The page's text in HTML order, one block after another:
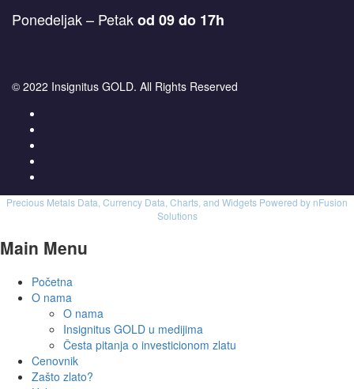
Ponedeljak – Petakod 09 do 17h
© 2022 Insignitus GOLD. All Rights Reserved
Precious Metals Data, Currency Data, Charts, and Widgets Powered by nFusion
Solutions
Main Menu
Početna
O nama
O nama
Insignitus GOLD u medijima
Česta pitanja o investicionom zlatu
Cenovnik
Zašto zlato?